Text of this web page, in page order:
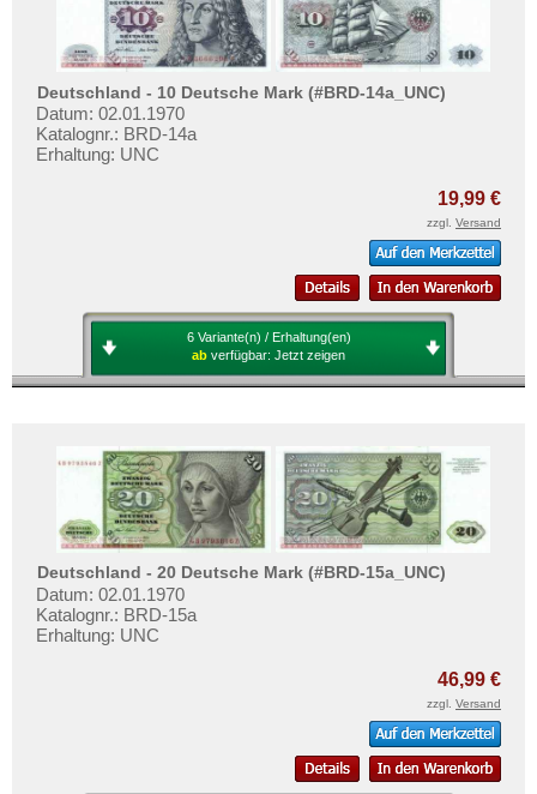
Deutschland - 10 Deutsche Mark (#BRD-14a_UNC)
Datum: 02.01.1970
Katalognr.: BRD-14a
Erhaltung: UNC
19,99 €
zzgl. Versand
6 Variante(n) / Erhaltung(en)
ab verfügbar: Jetzt zeigen
Deutschland - 20 Deutsche Mark (#BRD-15a_UNC)
Datum: 02.01.1970
Katalognr.: BRD-15a
Erhaltung: UNC
46,99 €
zzgl. Versand